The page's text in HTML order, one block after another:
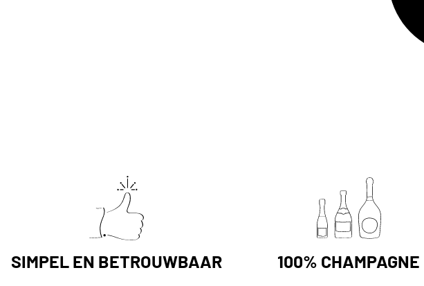
SIMPEL EN BETROUWBAAR 100% CHAMPAGNE